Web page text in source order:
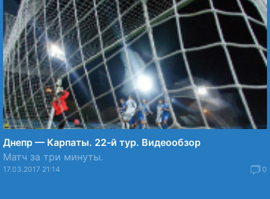
Днепр — Карпаты. 22-й тур. Видеообзор
Матч за три минуты.
17.03.2017 21:14 0